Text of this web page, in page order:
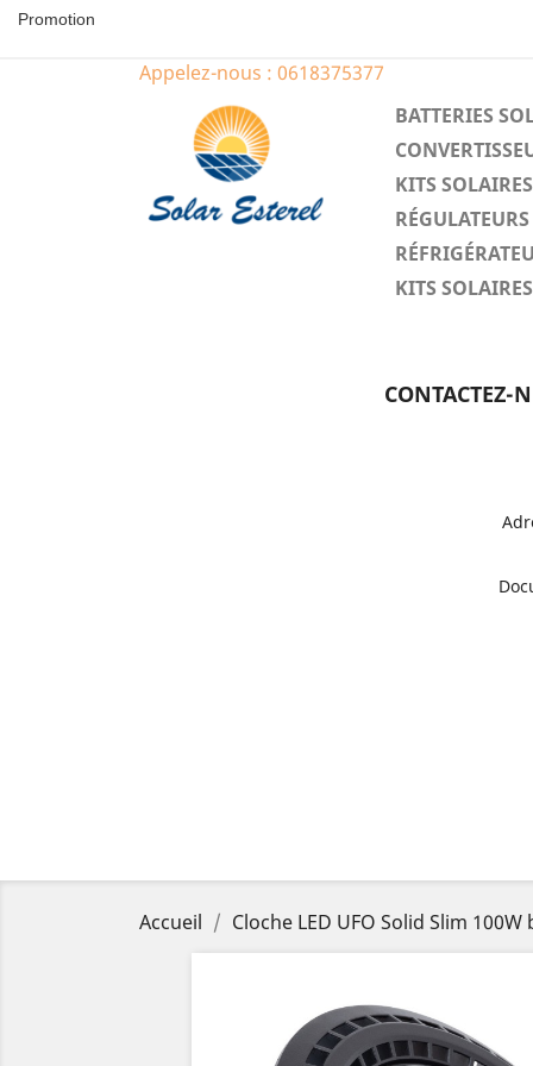
Promotion
Appelez-nous : 0618375377
BATTERIES
KITS
KITS
CONTACTEZ-
Accueil Cloche LED UFO Solid Slim